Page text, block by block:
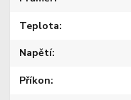
Teplota
Napětí
Příkon